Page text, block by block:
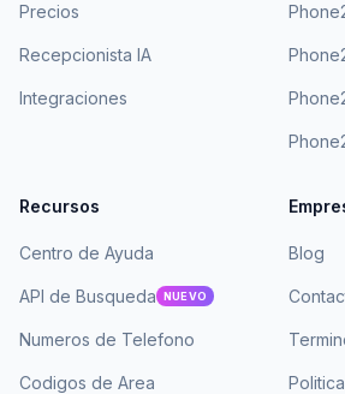
Precios
Recepcionista IA
Integraciones
Recursos
Centro de Ayuda
API de Busqueda NUEVO
Numeros de Telefono
Codigos de Area
Blog